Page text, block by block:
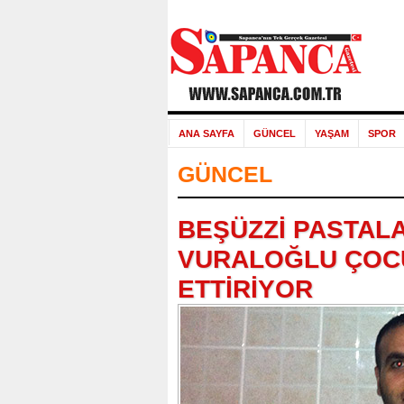
ANA SAYFA GÜNCEL YAŞAM SPOR
GÜNCEL
BEŞÜZZİ
VURALOĞLU
ETTİRİYOR